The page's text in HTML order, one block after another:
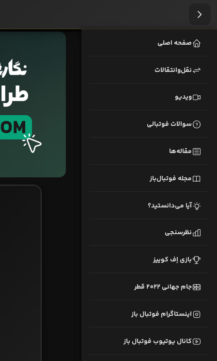
صفحه اصلی
نقل‌وانتقالات
ویدیو
سوالات فوتبالی
مقاله‌ها
مجله فوتبال‌باز
آیا می‌دانستید؟
نظرسنجی
بازی اِف کوییز
جام جهانی 2022 قطر
اینستاگرام فوتبال باز
کانال یوتیوب فوتبال باز